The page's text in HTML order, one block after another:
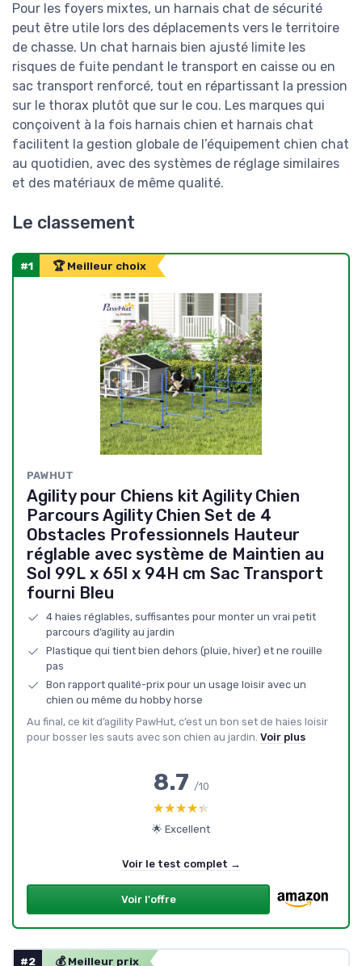
Pour les foyers mixtes, un harnais chat de sécurité
peut être utile lors des déplacements vers le territoire
de chasse. Un chat harnais bien ajusté limite les
risques de fuite pendant le transport en caisse ou en
sac transport renforcé, tout en répartissant la pression
sur le thorax plutôt que sur le cou. Les marques qui
conçoivent à la fois harnais chien et harnais chat
facilitent la gestion globale de l’équipement chien chat
au quotidien, avec des systèmes de réglage similaires
et des matériaux de même qualité.
Le classement
#1 🏆 Meilleur choix
PAWHUT
Agility pour Chiens kit Agility Chien
Parcours Agility Chien Set de 4
Obstacles Professionnels Hauteur
réglable avec système de Maintien au
Sol 99L x 65l x 94H cm Sac Transport
fourni Bleu
4 haies réglables, suffisantes pour monter un vrai petit
parcours d’agility au jardin
Plastique qui tient bien dehors (pluie, hiver) et ne rouille
pas
Bon rapport qualité-prix pour un usage loisir avec un
chien ou même du hobby horse
Au final, ce kit d’agility PawHut, c’est un bon set de haies loisir
pour bosser les sauts avec son chien au jardin. Voir plus
8.7 /10
★★★★★
★★★★★
🌟 Excellent
Voir le test complet →
Voir l'offre
#2 💰 Meilleur prix